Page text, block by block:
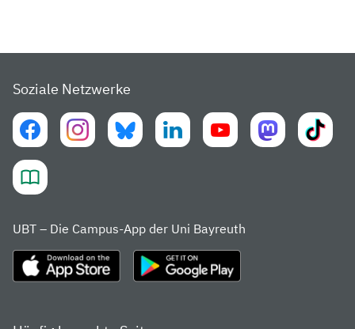
Soziale Netzwerke
UBT – Die Campus-App der Uni Bayreuth